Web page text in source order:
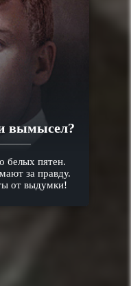
вымысел?
белых пятен.
за правду.
от выдумки!